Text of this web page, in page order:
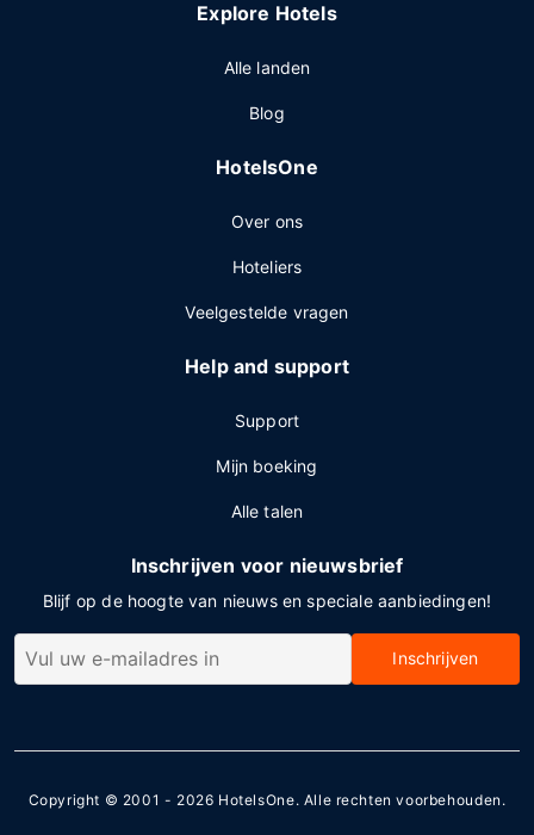
Explore Hotels
Alle landen
Blog
HotelsOne
Over ons
Hoteliers
Veelgestelde vragen
Help and support
Support
Mijn boeking
Alle talen
Inschrijven voor nieuwsbrief
Blijf op de hoogte van nieuws en speciale aanbiedingen!
Inschrijven
Copyright © 2001 - 2026 HotelsOne. Alle rechten voorbehouden.